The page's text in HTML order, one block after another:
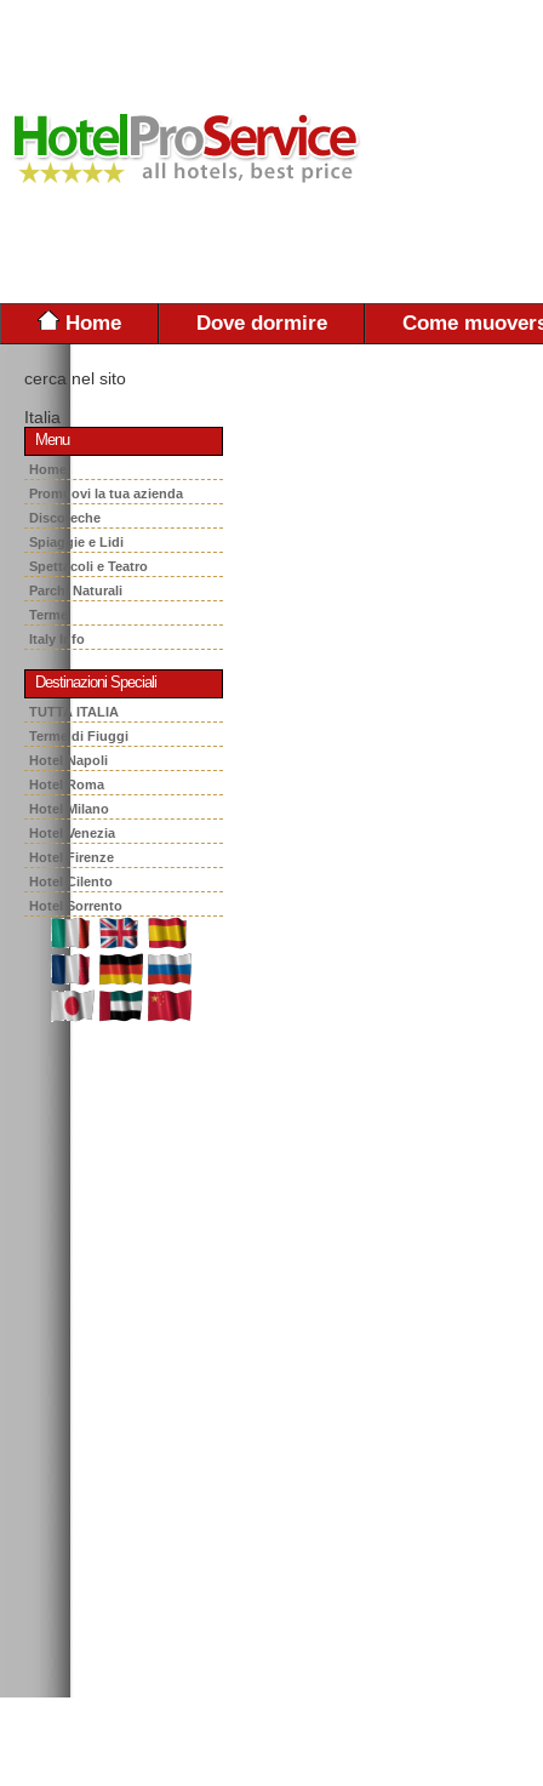
Home Dove dormire Come
cerca nel sito
Italia
Menu
Home
Promuovi la tua azienda
Discoteche
Spiaggie e Lidi
Spettacoli e Teatro
Parchi Naturali
Terme
Italy Info
Destinazioni Speciali
TUTTA ITALIA
Terme di Fiuggi
Hotel Napoli
Hotel Roma
Hotel Milano
Hotel Venezia
Hotel Firenze
Hotel Cilento
Hotel Sorrento